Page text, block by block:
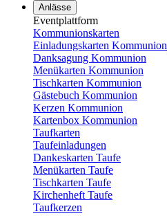
Anlässe
Eventplattform
Kommunionskarten
Einladungskarten Kommunion
Danksagung Kommunion
Menükarten Kommunion
Tischkarten Kommunion
Gästebuch Kommunion
Kerzen Kommunion
Kartenbox Kommunion
Taufkarten
Taufeinladungen
Dankeskarten Taufe
Menükarten Taufe
Tischkarten Taufe
Kirchenheft Taufe
Taufkerzen